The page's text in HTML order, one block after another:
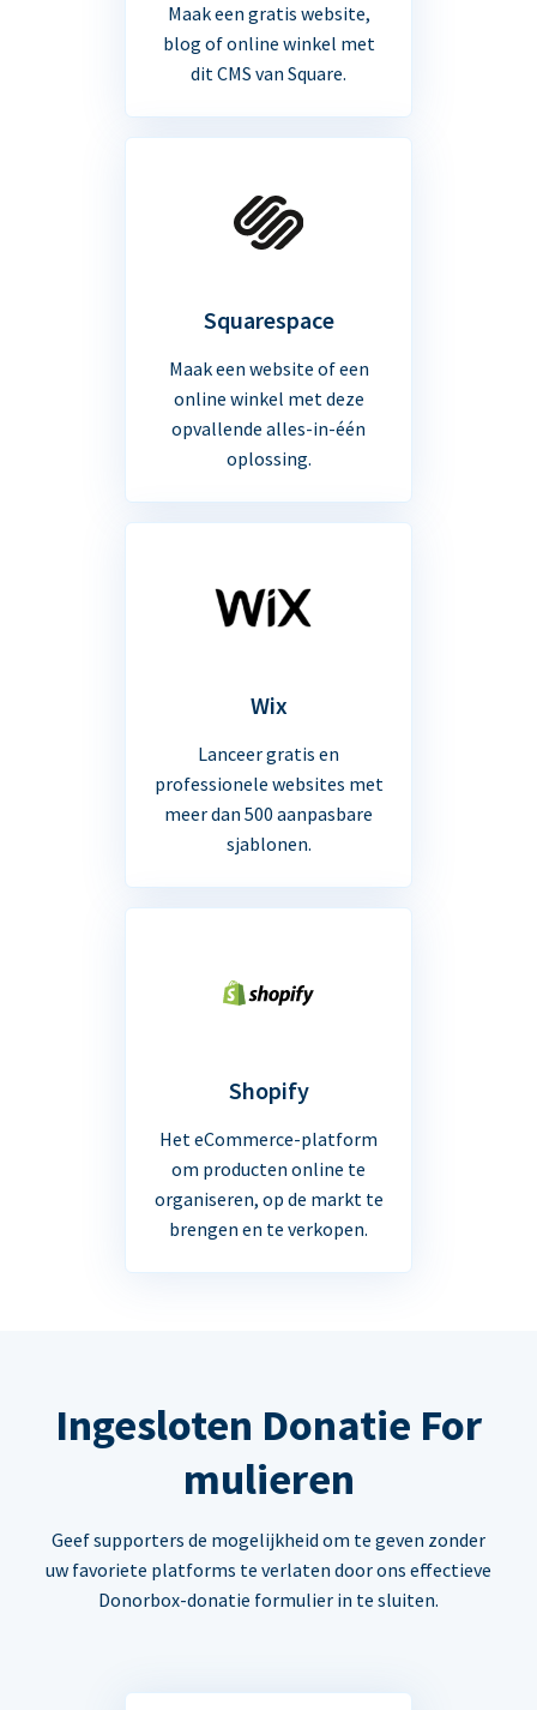
Maak een gratis website,
blog of online winkel met
dit CMS van Square.
Squarespace
Maak een website of een
online winkel met deze
opvallende alles-in-één
oplossing.
Wix
Lanceer gratis en
professionele websites met
meer dan 500 aanpasbare
sjablonen.
Shopify
Het eCommerce-platform
om producten online te
organiseren, op de markt te
brengen en te verkopen.
Ingesloten Donatie For
mulieren
Geef supporters de mogelijkheid om te geven zonder
uw favoriete platforms te verlaten door ons effectieve
Donorbox-donatie formulier in te sluiten.